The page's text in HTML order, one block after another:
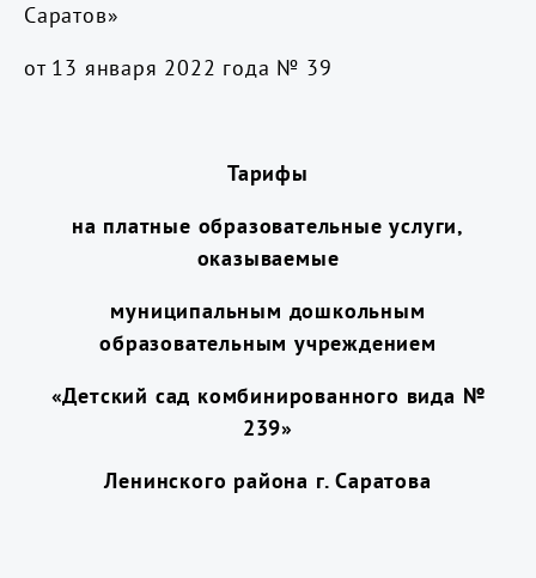
Саратов»
от 13 января 2022 года № 39
Тарифы
на платные образовательные услуги,
оказываемые
муниципальным дошкольным
образовательным учреждением
«Детский сад комбинированного вида №
239»
Ленинского района г. Саратова